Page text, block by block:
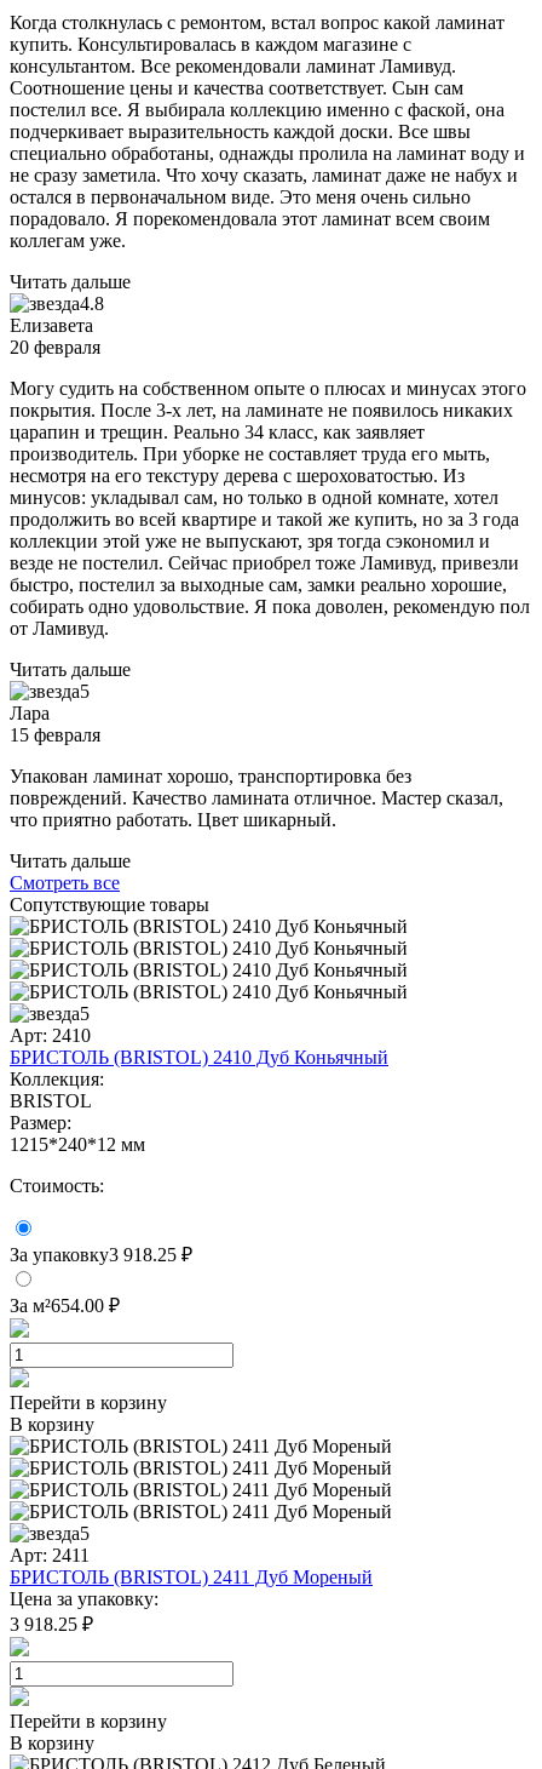
Когда столкнулась с ремонтом, встал вопрос какой ламинат
купить. Консультировалась в каждом магазине с
консультантом. Все рекомендовали ламинат Ламивуд.
Соотношение цены и качества соответствует. Сын сам
постелил все. Я выбирала коллекцию именно с фаской, она
подчеркивает выразительность каждой доски. Все швы
специально обработаны, однажды пролила на ламинат воду и
не сразу заметила. Что хочу сказать, ламинат даже не набух и
остался в первоначальном виде. Это меня очень сильно
порадовало. Я порекомендовала этот ламинат всем своим
коллегам уже.
Читать дальше
4.8
Елизавета
20 февраля
Могу судить на собственном опыте о плюсах и минусах этого
покрытия. После 3-х лет, на ламинате не появилось никаких
царапин и трещин. Реально 34 класс, как заявляет
производитель. При уборке не составляет труда его мыть,
несмотря на его текстуру дерева с шероховатостью. Из
минусов: укладывал сам, но только в одной комнате, хотел
продолжить во всей квартире и такой же купить, но за 3 года
коллекции этой уже не выпускают, зря тогда сэкономил и
везде не постелил. Сейчас приобрел тоже Ламивуд, привезли
быстро, постелил за выходные сам, замки реально хорошие,
собирать одно удовольствие. Я пока доволен, рекомендую пол
от Ламивуд.
Читать дальше
5
Лара
15 февраля
Упакован ламинат хорошо, транспортировка без
повреждений. Качество ламината отличное. Мастер сказал,
что приятно работать. Цвет шикарный.
Читать дальше
Смотреть все
Сопутствующие товары
5
Арт: 2410
БРИСТОЛЬ (BRISTOL) 2410 Дуб Коньячный
Коллекция:
BRISTOL
Размер:
1215*240*12 мм
Стоимость:
За упаковку3 918.25 ₽
За м²654.00 ₽
Перейти в корзину
В корзину
5
Арт: 2411
БРИСТОЛЬ (BRISTOL) 2411 Дуб Мореный
Цена за упаковку:
3 918.25 ₽
Перейти в корзину
В корзину